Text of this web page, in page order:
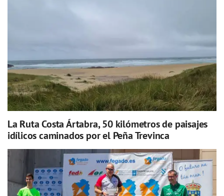
La Ruta Costa Ártabra, 50 kilómetros de paisajes
idílicos caminados por el Peña Trevinca